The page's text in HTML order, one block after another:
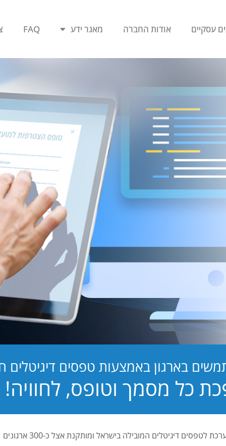
עסקיים אודות החברה מאגר ידע FAQ
בארגון באמצעות טפסים דיגיטלים
PB Digital (PrintBOS Digital) הינה המערכת לטפסים דיגיטלים המובילה בישראל ומותקנת אצל כ-300 ארגונים